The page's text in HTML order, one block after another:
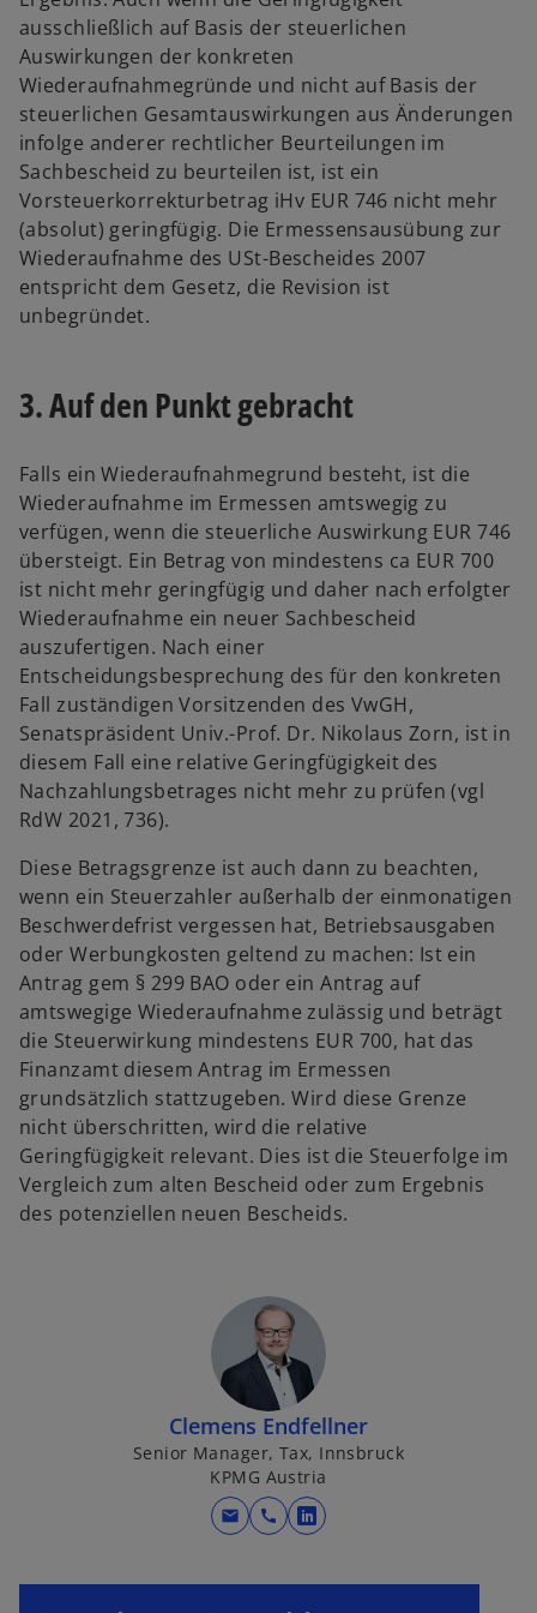
ausschließlich auf Basis der steuerlichen
Auswirkungen der konkreten
Wiederaufnahmegründe und nicht auf Basis der
steuerlichen Gesamtauswirkungen aus Änderungen
infolge anderer rechtlicher Beurteilungen im
Sachbescheid zu beurteilen ist, ist ein
Vorsteuerkorrekturbetrag iHv EUR 746 nicht mehr
(absolut) geringfügig. Die Ermessensausübung zur
Wiederaufnahme des USt-Bescheides 2007
entspricht dem Gesetz, die Revision ist
unbegründet.
3. Auf den Punkt gebracht
Falls ein Wiederaufnahmegrund besteht, ist die
Wiederaufnahme im Ermessen amtswegig zu
verfügen, wenn die steuerliche Auswirkung EUR 746
übersteigt. Ein Betrag von mindestens ca EUR 700
ist nicht mehr geringfügig und daher nach erfolgter
Wiederaufnahme ein neuer Sachbescheid
auszufertigen. Nach einer
Entscheidungsbesprechung des für den konkreten
Fall zuständigen Vorsitzenden des VwGH,
Senatspräsident Univ.-Prof. Dr. Nikolaus Zorn, ist in
diesem Fall eine relative Geringfügigkeit des
Nachzahlungsbetrages nicht mehr zu prüfen (vgl
RdW 2021, 736).
Diese Betragsgrenze ist auch dann zu beachten,
wenn ein Steuerzahler außerhalb der einmonatigen
Beschwerdefrist vergessen hat, Betriebsausgaben
oder Werbungkosten geltend zu machen: Ist ein
Antrag gem § 299 BAO oder ein Antrag auf
amtswegige Wiederaufnahme zulässig und beträgt
die Steuerwirkung mindestens EUR 700, hat das
Finanzamt diesem Antrag im Ermessen
grundsätzlich stattzugeben. Wird diese Grenze
nicht überschritten, wird die relative
Geringfügigkeit relevant. Dies ist die Steuerfolge im
Vergleich zum alten Bescheid oder zum Ergebnis
des potenziellen neuen Bescheids.
Clemens Endfellner
Senior Manager, Tax, Innsbruck
KPMG Austria
mail call
w
r
n
e